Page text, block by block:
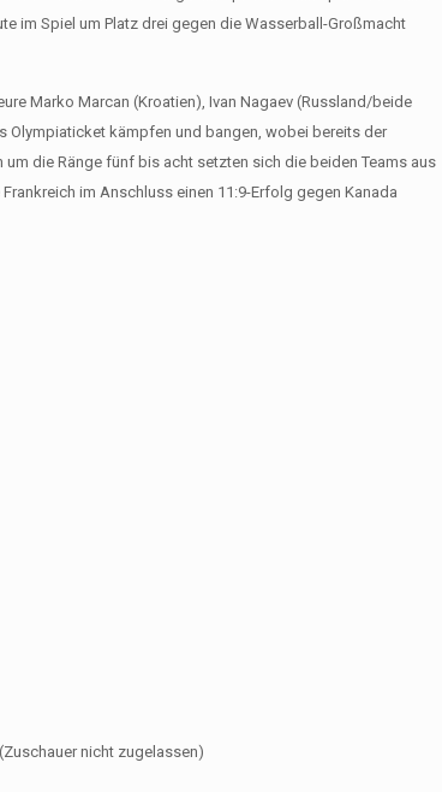
im Spiel um Platz drei gegen die Wasserball-Großmacht
Marko Marcan (Kroatien), Ivan Nagaev (Russland/beide
Olympiaticket kämpfen und bangen, wobei bereits der
die Ränge fünf bis acht setzten sich die beiden Teams aus
im Anschluss einen 11:9-Erfolg gegen Kanada
nicht zugelassen)